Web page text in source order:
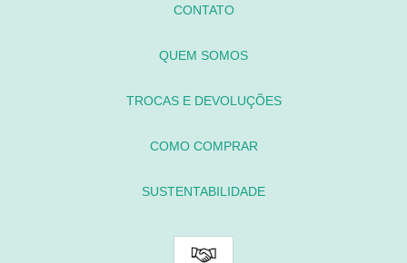
CONTATO
QUEM SOMOS
TROCAS E DEVOLUÇÕES
COMO COMPRAR
SUSTENTABILIDADE